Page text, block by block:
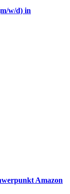
w/d) in
Amazon